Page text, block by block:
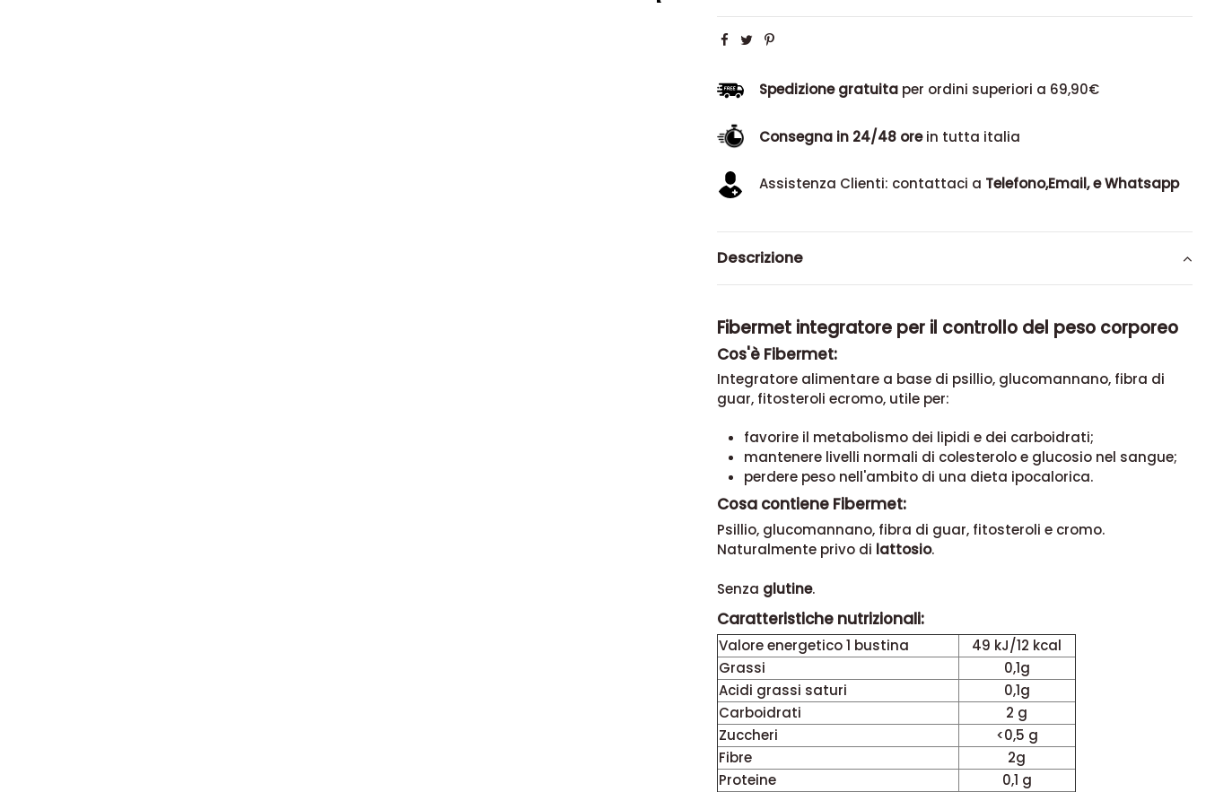
Spedizione gratuitaper ordini superiori a 69,90€
Consegna in 24/48 orein tutta italia
Assistenza Clienti: contattaci a Telefono,Email, e Whatsapp
Descrizione
Fibermet integratore per il controllo del peso corporeo
Cos'è Fibermet:
Integratore alimentare a base di psillio, glucomannano, fibra di
guar, fitosteroli ecromo, utile per:
favorire il metabolismo dei lipidi e dei carboidrati;
mantenere livelli normali di colesterolo e glucosio nel sangue;
perdere peso nell'ambito di una dieta ipocalorica.
Cosa contiene Fibermet:
Psillio, glucomannano, fibra di guar, fitosteroli e cromo.
Naturalmente privo di lattosio.
Senza glutine.
Caratteristiche nutrizionali:
Valore energetico 1 bustina
49 kJ/12 kcal
Grassi
0,1g
Acidi grassi saturi
0,1g
Carboidrati
2 g
Zuccheri
<0,5 g
Fibre
2g
Proteine
0,1 g